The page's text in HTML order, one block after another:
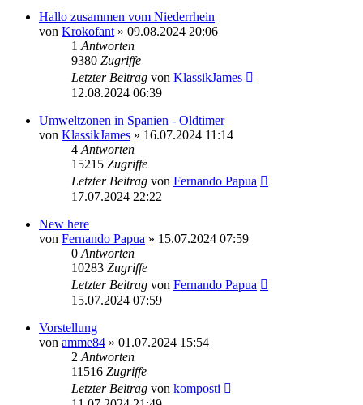
Hallo zusammen vom Niederrhein
von Krokofant » 09.08.2024 20:06
1 Antworten
9380 Zugriffe
Letzter Beitrag von KlassikJames
12.08.2024 06:39
Umweltzonen in Spanien - Oldtimer
von KlassikJames » 16.07.2024 11:14
4 Antworten
15215 Zugriffe
Letzter Beitrag von Fernando Papua
17.07.2024 22:22
New here
von Fernando Papua » 15.07.2024 07:59
0 Antworten
10283 Zugriffe
Letzter Beitrag von Fernando Papua
15.07.2024 07:59
Vorstellung
von amme84 » 01.07.2024 15:54
2 Antworten
11516 Zugriffe
Letzter Beitrag von komposti